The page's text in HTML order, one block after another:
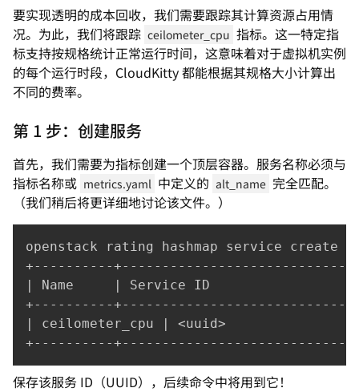
要实现透明的成本回收，我们需要跟踪其计算资源占用情
况。为此，我们将跟踪 ceilometer_cpu 指标。这一特定指
标支持按规格统计正常运行时间，这意味着对于虚拟机实例
的每个运行时段，CloudKitty 都能根据其规格大小计算出
不同的费率。
第 1 步：创建服务
首先，我们需要为指标创建一个顶层容器。服务名称必须与
指标名称或 metrics.yaml 中定义的 alt_name 完全匹配。
（我们稍后将更详细地讨论该文件。）
openstack rating hashmap service create
+----------
| Name     | Service ID
+----------
| ceilometer_cpu | <uuid>
+----------
保存该服务 ID（UUID），后续命令中将用到它！